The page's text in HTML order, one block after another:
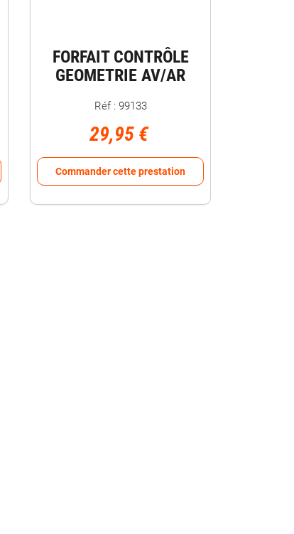
FORFAIT CONTRÔLE
GEOMETRIE AV/AR
Réf : 99133
29,95 €
Commander cette prestation